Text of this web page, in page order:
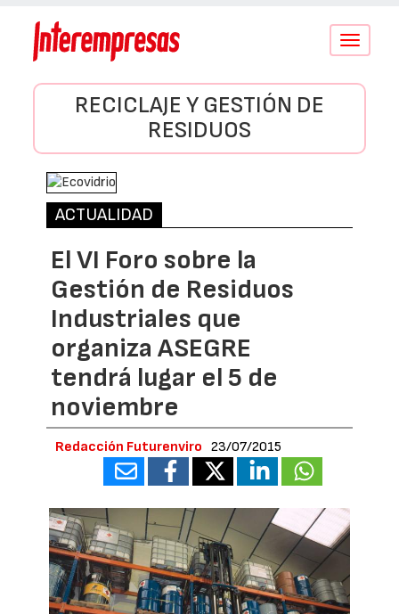
Conmutar
RECICLAJE Y GESTIÓN DE
RESIDUOS
ACTUALIDAD
El VI Foro sobre la
Gestión de Residuos
Industriales que
organiza ASEGRE
tendrá lugar el 5 de
noviembre
Redacción Futurenviro 23/07/2015